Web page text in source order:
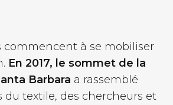
commencent à se mobiliser
En 2017, le sommet de la
Barbara a rassemblé
du textile, des chercheurs et